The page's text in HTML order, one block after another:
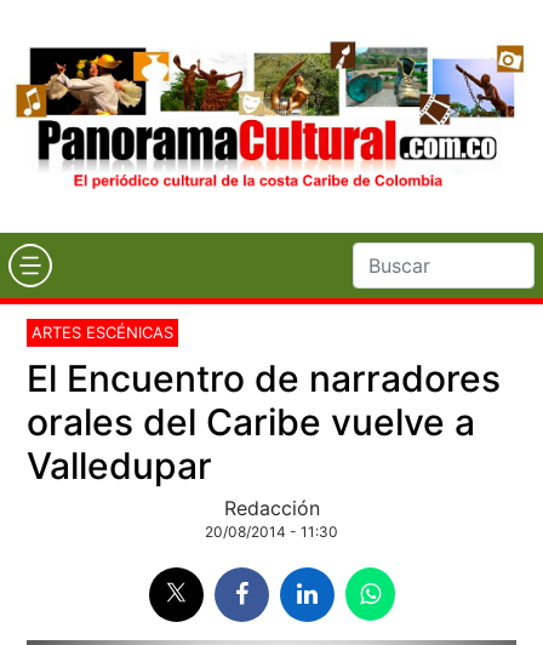
ARTES ESCÉNICAS
El Encuentro de narradores
orales del Caribe vuelve a
Valledupar
Redacción
20/08/2014 - 11:30